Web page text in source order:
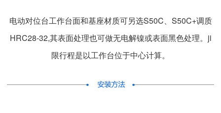
电动对位台工作台面和基座材质可另选S50C、S50C+调质
HRC28-32,其表面处理也可做无电解镍或表面黑色处理。ji
限行程是以工作台位于中心计算。